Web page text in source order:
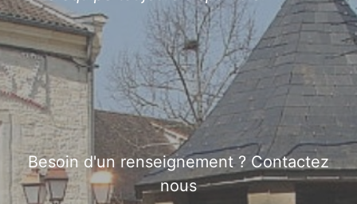
Besoin d'un renseignement ? Contactez
nous